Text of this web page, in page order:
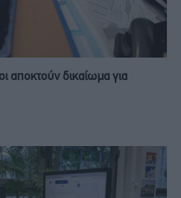
αποκτούν δικαίωμα για